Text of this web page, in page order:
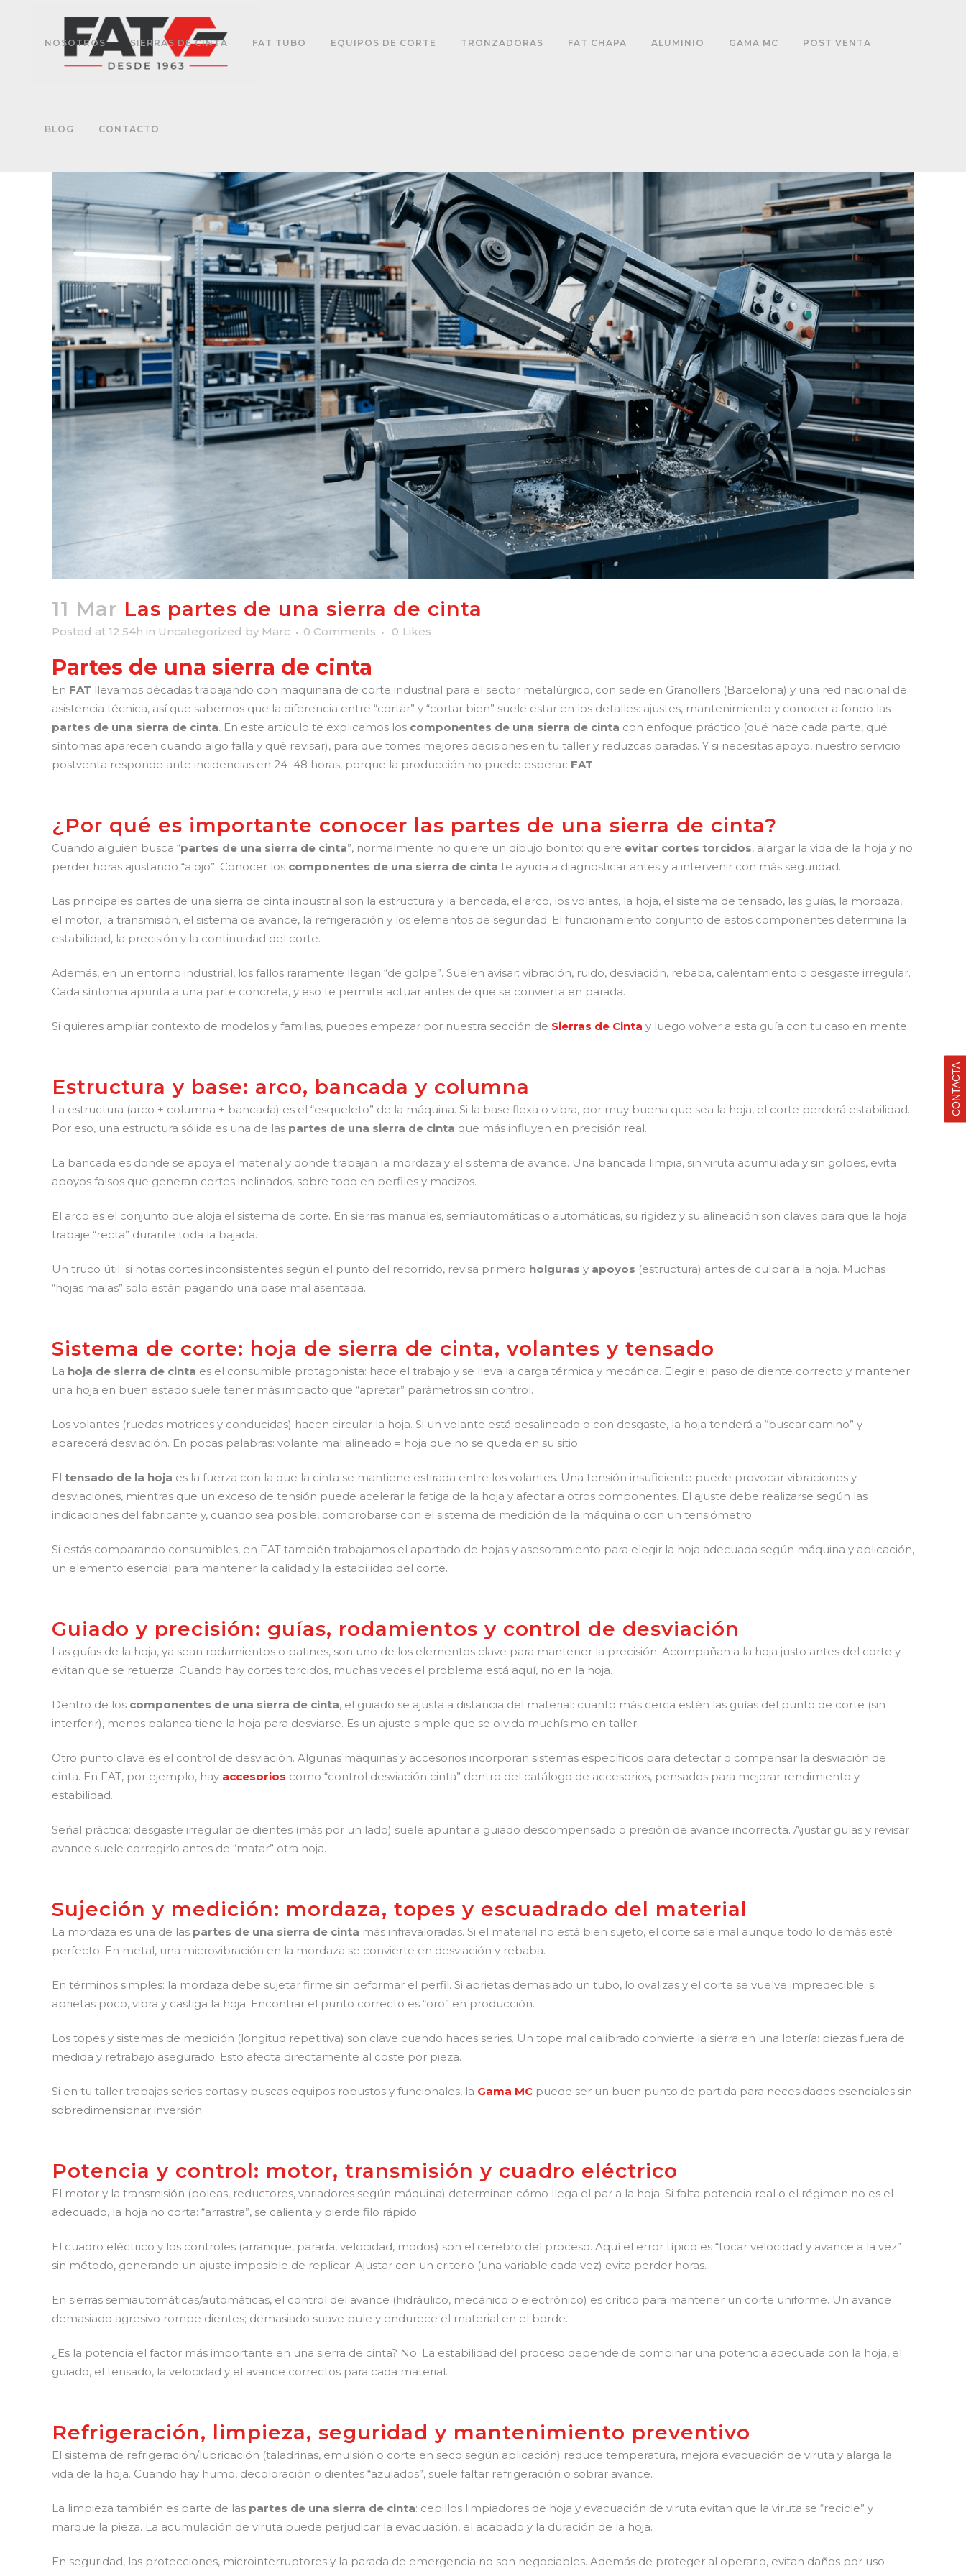
NOSOTROS SIERRAS DE CINTA FAT TUBO EQUIPOS DE CORTE TRONZADORAS FAT CHAPA ALUMINIO GAMA MC POST VENTA
BLOG CONTACTO
CONTACTA
11 Mar Las partes de una sierra de cinta
Posted at 12:54h in Uncategorized by Marc 0 Comments 0 Likes
Partes de una sierra de cinta
En FAT llevamos décadas trabajando con maquinaria de corte industrial para el sector metalúrgico, con sede en Granollers (Barcelona) y una red nacional de
asistencia técnica, así que sabemos que la diferencia entre “cortar” y “cortar bien” suele estar en los detalles: ajustes, mantenimiento y conocer a fondo las
partes de una sierra de cinta. En este artículo te explicamos los componentes de una sierra de cinta con enfoque práctico (qué hace cada parte, qué
síntomas aparecen cuando algo falla y qué revisar), para que tomes mejores decisiones en tu taller y reduzcas paradas. Y si necesitas apoyo, nuestro servicio
postventa responde ante incidencias en 24–48 horas, porque la producción no puede esperar: FAT.
¿Por qué es importante conocer las partes de una sierra de cinta?
Cuando alguien busca “partes de una sierra de cinta”, normalmente no quiere un dibujo bonito: quiere evitar cortes torcidos, alargar la vida de la hoja y no
perder horas ajustando “a ojo”. Conocer los componentes de una sierra de cinta te ayuda a diagnosticar antes y a intervenir con más seguridad.
Las principales partes de una sierra de cinta industrial son la estructura y la bancada, el arco, los volantes, la hoja, el sistema de tensado, las guías, la mordaza,
el motor, la transmisión, el sistema de avance, la refrigeración y los elementos de seguridad. El funcionamiento conjunto de estos componentes determina la
estabilidad, la precisión y la continuidad del corte.
Además, en un entorno industrial, los fallos raramente llegan “de golpe”. Suelen avisar: vibración, ruido, desviación, rebaba, calentamiento o desgaste irregular.
Cada síntoma apunta a una parte concreta, y eso te permite actuar antes de que se convierta en parada.
Si quieres ampliar contexto de modelos y familias, puedes empezar por nuestra sección de Sierras de Cinta y luego volver a esta guía con tu caso en mente.
Estructura y base: arco, bancada y columna
La estructura (arco + columna + bancada) es el “esqueleto” de la máquina. Si la base flexa o vibra, por muy buena que sea la hoja, el corte perderá estabilidad.
Por eso, una estructura sólida es una de las partes de una sierra de cinta que más influyen en precisión real.
La bancada es donde se apoya el material y donde trabajan la mordaza y el sistema de avance. Una bancada limpia, sin viruta acumulada y sin golpes, evita
apoyos falsos que generan cortes inclinados, sobre todo en perfiles y macizos.
El arco es el conjunto que aloja el sistema de corte. En sierras manuales, semiautomáticas o automáticas, su rigidez y su alineación son claves para que la hoja
trabaje “recta” durante toda la bajada.
Un truco útil: si notas cortes inconsistentes según el punto del recorrido, revisa primero holguras y apoyos (estructura) antes de culpar a la hoja. Muchas
“hojas malas” solo están pagando una base mal asentada.
Sistema de corte: hoja de sierra de cinta, volantes y tensado
La hoja de sierra de cinta es el consumible protagonista: hace el trabajo y se lleva la carga térmica y mecánica. Elegir el paso de diente correcto y mantener
una hoja en buen estado suele tener más impacto que “apretar” parámetros sin control.
Los volantes (ruedas motrices y conducidas) hacen circular la hoja. Si un volante está desalineado o con desgaste, la hoja tenderá a “buscar camino” y
aparecerá desviación. En pocas palabras: volante mal alineado = hoja que no se queda en su sitio.
El tensado de la hoja es la fuerza con la que la cinta se mantiene estirada entre los volantes. Una tensión insuficiente puede provocar vibraciones y
desviaciones, mientras que un exceso de tensión puede acelerar la fatiga de la hoja y afectar a otros componentes. El ajuste debe realizarse según las
indicaciones del fabricante y, cuando sea posible, comprobarse con el sistema de medición de la máquina o con un tensiómetro.
Si estás comparando consumibles, en FAT también trabajamos el apartado de hojas y asesoramiento para elegir la hoja adecuada según máquina y aplicación,
un elemento esencial para mantener la calidad y la estabilidad del corte.
Guiado y precisión: guías, rodamientos y control de desviación
Las guías de la hoja, ya sean rodamientos o patines, son uno de los elementos clave para mantener la precisión. Acompañan a la hoja justo antes del corte y
evitan que se retuerza. Cuando hay cortes torcidos, muchas veces el problema está aquí, no en la hoja.
Dentro de los componentes de una sierra de cinta, el guiado se ajusta a distancia del material: cuanto más cerca estén las guías del punto de corte (sin
interferir), menos palanca tiene la hoja para desviarse. Es un ajuste simple que se olvida muchísimo en taller.
Otro punto clave es el control de desviación. Algunas máquinas y accesorios incorporan sistemas específicos para detectar o compensar la desviación de
cinta. En FAT, por ejemplo, hay accesorios como “control desviación cinta” dentro del catálogo de accesorios, pensados para mejorar rendimiento y
estabilidad.
Señal práctica: desgaste irregular de dientes (más por un lado) suele apuntar a guiado descompensado o presión de avance incorrecta. Ajustar guías y revisar
avance suele corregirlo antes de “matar” otra hoja.
Sujeción y medición: mordaza, topes y escuadrado del material
La mordaza es una de las partes de una sierra de cinta más infravaloradas. Si el material no está bien sujeto, el corte sale mal aunque todo lo demás esté
perfecto. En metal, una microvibración en la mordaza se convierte en desviación y rebaba.
En términos simples: la mordaza debe sujetar firme sin deformar el perfil. Si aprietas demasiado un tubo, lo ovalizas y el corte se vuelve impredecible; si
aprietas poco, vibra y castiga la hoja. Encontrar el punto correcto es “oro” en producción.
Los topes y sistemas de medición (longitud repetitiva) son clave cuando haces series. Un tope mal calibrado convierte la sierra en una lotería: piezas fuera de
medida y retrabajo asegurado. Esto afecta directamente al coste por pieza.
Si en tu taller trabajas series cortas y buscas equipos robustos y funcionales, la Gama MC puede ser un buen punto de partida para necesidades esenciales sin
sobredimensionar inversión.
Potencia y control: motor, transmisión y cuadro eléctrico
El motor y la transmisión (poleas, reductores, variadores según máquina) determinan cómo llega el par a la hoja. Si falta potencia real o el régimen no es el
adecuado, la hoja no corta: “arrastra”, se calienta y pierde filo rápido.
El cuadro eléctrico y los controles (arranque, parada, velocidad, modos) son el cerebro del proceso. Aquí el error típico es “tocar velocidad y avance a la vez”
sin método, generando un ajuste imposible de replicar. Ajustar con un criterio (una variable cada vez) evita perder horas.
En sierras semiautomáticas/automáticas, el control del avance (hidráulico, mecánico o electrónico) es crítico para mantener un corte uniforme. Un avance
demasiado agresivo rompe dientes; demasiado suave pule y endurece el material en el borde.
¿Es la potencia el factor más importante en una sierra de cinta? No. La estabilidad del proceso depende de combinar una potencia adecuada con la hoja, el
guiado, el tensado, la velocidad y el avance correctos para cada material.
Refrigeración, limpieza, seguridad y mantenimiento preventivo
El sistema de refrigeración/lubricación (taladrinas, emulsión o corte en seco según aplicación) reduce temperatura, mejora evacuación de viruta y alarga la
vida de la hoja. Cuando hay humo, decoloración o dientes “azulados”, suele faltar refrigeración o sobrar avance.
La limpieza también es parte de las partes de una sierra de cinta: cepillos limpiadores de hoja y evacuación de viruta evitan que la viruta se “recicle” y
marque la pieza. La acumulación de viruta puede perjudicar la evacuación, el acabado y la duración de la hoja.
En seguridad, las protecciones, microinterruptores y la parada de emergencia no son negociables. Además de proteger al operario, evitan daños por uso